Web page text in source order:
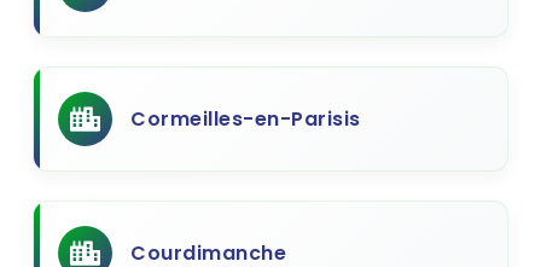
Cormeilles-en-Parisis
Courdimanche